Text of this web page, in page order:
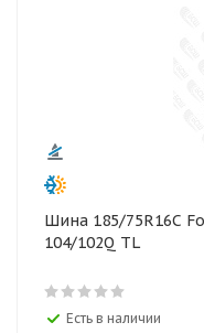
Шина 185/75R16С
104/102Q TL
Есть в наличии